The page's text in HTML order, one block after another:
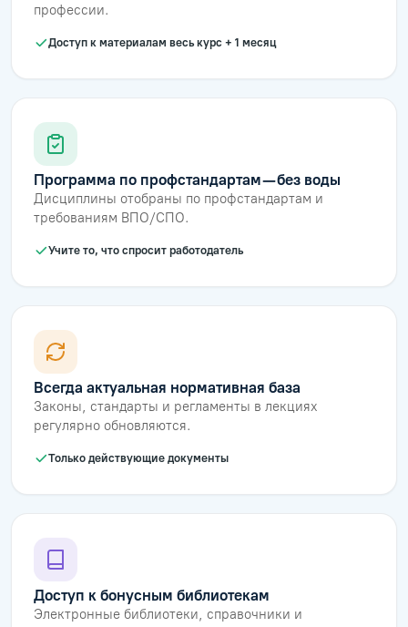
профессии.
Доступ к материалам весь курс + 1 месяц
Программа по профстандартам — без воды
Дисциплины отобраны по профстандартам и
требованиям ВПО/СПО.
Учите то, что спросит работодатель
Всегда актуальная нормативная база
Законы, стандарты и регламенты в лекциях
регулярно обновляются.
Только действующие документы
Доступ к бонусным библиотекам
Электронные библиотеки, справочники и